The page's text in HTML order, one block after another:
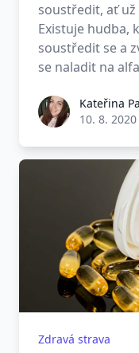
soustředit, ať
Existuje hudba,
soustředit se a
se naladit na
Kateřina
10. 8. 2020
Zdravá strava